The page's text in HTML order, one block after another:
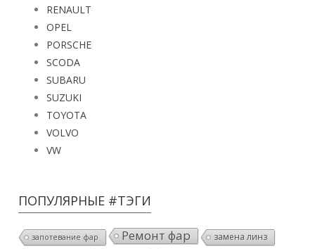
RENAULT
OPEL
PORSCHE
SCODA
SUBARU
SUZUKI
TOYOTA
VOLVO
VW
ПОПУЛЯРНЫЕ #ТЭГИ
запотевание фар Ремонт фар замена линз